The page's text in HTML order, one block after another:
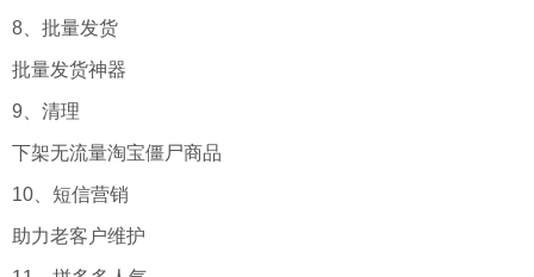
8、批量发货
批量发货神器
9、清理
下架无流量淘宝僵尸商品
10、短信营销
助力老客户维护